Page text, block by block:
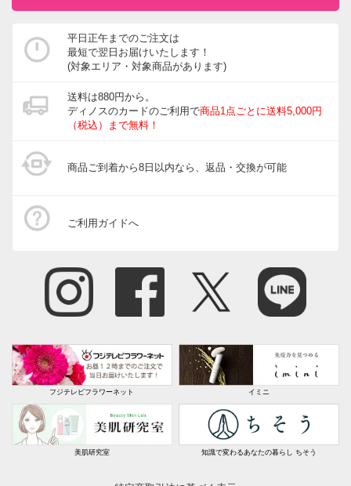
お品物自体は大変気に入っています。
他で探して見つからない物がディノスさんでは取り扱っ
ていたりするので強い味方だと思っていますが、
「よりどり」のシステム良し悪しです。
2023/12/05
商品担当者より
にありがとうございます。
商品につきまして、希望通りとのこと商品担当とし
システムにつきましてはお客様からのご意見を真摯
に受け止め今後検討させていただきます。
これからもご愛顧の程宜しくお願い致します。
すべての口コミを見る
平日正午までのご注文は
最短で翌日お届けいたします！
(対象エリア・対象商品があります)
送料は880円から。
ディノスのカードのご利用で商品1点ごとに送料5,000円
（税込）まで無料！
商品ご到着から8日以内なら、返品・交換が可能
ご利用ガイドへ
フジテレビフラワーネット イミニ
美肌研究室 知識で変わるあなたの暮らし ちそう